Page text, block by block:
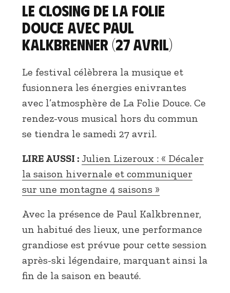
Le closing de la folie
douce avec Paul
Kalkbrenner (27 avril)
Le festival célèbrera la musique et
fusionnera les énergies enivrantes
avec l’atmosphère de La Folie Douce. Ce
rendez-vous musical hors du commun
se tiendra le samedi 27 avril.
LIRE AUSSI : Julien Lizeroux : « Décaler
la saison hivernale et communiquer
sur une montagne 4 saisons »
Avec la présence de Paul Kalkbrenner,
un habitué des lieux, une performance
grandiose est prévue pour cette session
après-ski légendaire, marquant ainsi la
fin de la saison en beauté.